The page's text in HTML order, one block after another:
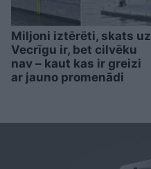
Miljoni iztērēti, skats uz
Vecrīgu ir, bet cilvēku
nav – kaut kas ir greizi
ar jauno promenādi